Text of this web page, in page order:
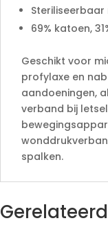
Steriliseerbaar
69% katoen,
Geschikt voor
profylaxe en
aandoeningen,
verband bij
spalken.